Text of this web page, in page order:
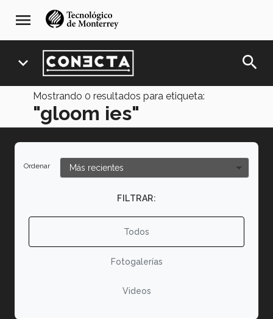
navegación
principal
menu
expand_more search
Mostrando 0 resultados para etiqueta:
"gloom ies"
Ordenar
FILTRAR:
Todos
Fotogalerías
Videos